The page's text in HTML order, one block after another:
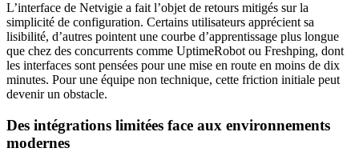
L’interface de Netvigie a fait l’objet de retours mitigés sur la
simplicité de configuration. Certains utilisateurs apprécient sa
lisibilité, d’autres pointent une courbe d’apprentissage plus longue
que chez des concurrents comme UptimeRobot ou Freshping, dont
les interfaces sont pensées pour une mise en route en moins de dix
minutes. Pour une équipe non technique, cette friction initiale peut
devenir un obstacle.
Des intégrations limitées face aux environnements
modernes